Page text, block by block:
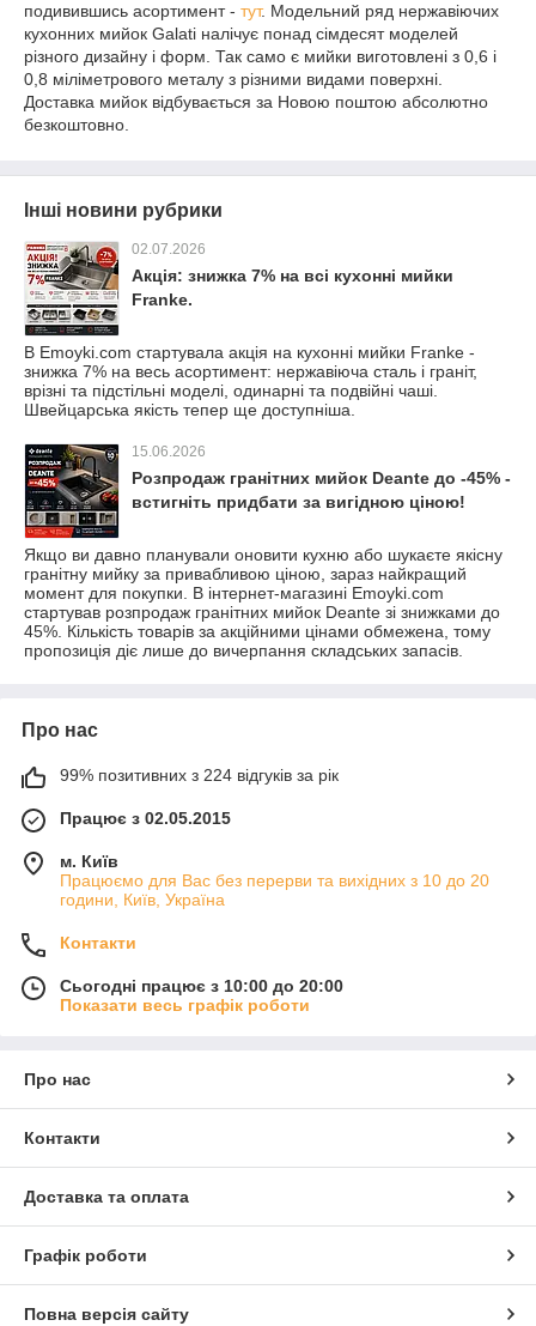
подивившись асортимент - тут. Модельний ряд нержавіючих
кухонних мийок Galati налічує понад сімдесят моделей
різного дизайну і форм. Так само є мийки виготовлені з 0,6 і
0,8 міліметрового металу з різними видами поверхні.
Доставка мийок відбувається за Новою поштою абсолютно
безкоштовно.
Інші новини рубрики
02.07.2026
Акція: знижка 7% на всі кухонні мийки
Franke.
В Emoyki.com стартувала акція на кухонні мийки Franke -
знижка 7% на весь асортимент: нержавіюча сталь і граніт,
врізні та підстільні моделі, одинарні та подвійні чаші.
Швейцарська якість тепер ще доступніша.
15.06.2026
Розпродаж гранітних мийок Deante до -45% -
встигніть придбати за вигідною ціною!
Якщо ви давно планували оновити кухню або шукаєте якісну
гранітну мийку за привабливою ціною, зараз найкращий
момент для покупки. В інтернет-магазині Emoyki.com
стартував розпродаж гранітних мийок Deante зі знижками до
45%. Кількість товарів за акційними цінами обмежена, тому
пропозиція діє лише до вичерпання складських запасів.
Про нас
99% позитивних з 224 відгуків за рік
Працює з 02.05.2015
м. Київ
Працюємо для Вас без перерви та вихідних з 10 до 20
години, Київ, Україна
Контакти
Сьогодні працює з 10:00 до 20:00
Показати весь графік роботи
Про нас
Контакти
Доставка та оплата
Графік роботи
Повна версія сайту